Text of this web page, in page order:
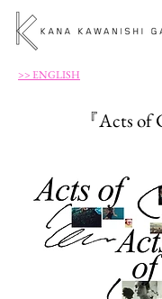
>> ENGLISH
『Acts of